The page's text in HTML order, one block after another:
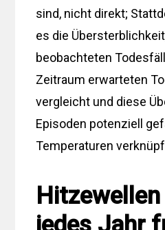
sind, nicht direkt;
es die
beobachteten
Zeitraum erwarteten
vergleicht und diese
Episoden potenziell
Temperaturen